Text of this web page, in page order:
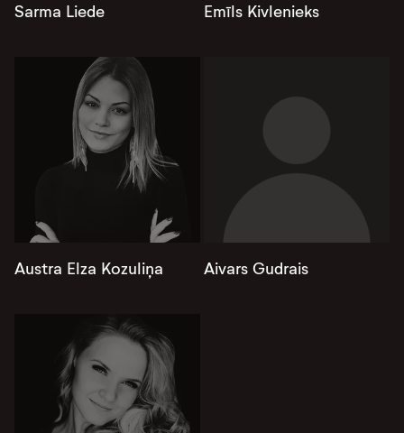
Sarma Liede Emīls Kivlenieks
Austra Elza Kozuliņa Aivars Gudrais